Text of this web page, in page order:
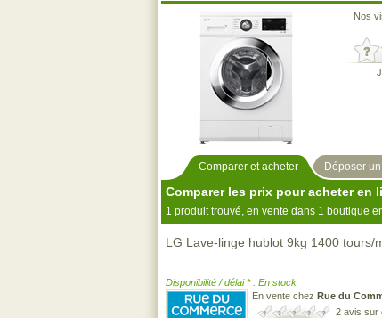
Nos
Comparer et acheter Déposer
Comparer les prix pour acheter en
1 produit trouvé, en vente dans 1 boutique
LG Lave-linge hublot 9kg 1400 tours/
Disponibilité / délai * : En stock
En vente chez Rue du
2 avis sur